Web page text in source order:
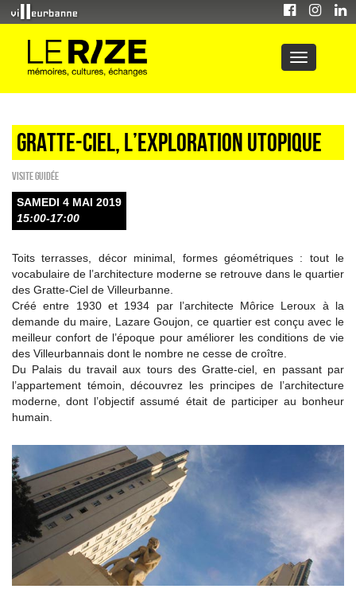
Gratte-ciel, l’exploration utopique
Visite guidée
SAMEDI 4 MAI 2019
15:00-17:00
Toits terrasses, décor minimal, formes géométriques : tout le
vocabulaire de l’architecture moderne se retrouve dans le quartier
des Gratte-Ciel de Villeurbanne.
Créé entre 1930 et 1934 par l’architecte Môrice Leroux à la
demande du maire, Lazare Goujon, ce quartier est conçu avec le
meilleur confort de l’époque pour améliorer les conditions de vie
des Villeurbannais dont le nombre ne cesse de croître.
Du Palais du travail aux tours des Gratte-ciel, en passant par
l’appartement témoin, découvrez les principes de l’architecture
moderne, dont l’objectif assumé était de participer au bonheur
humain.